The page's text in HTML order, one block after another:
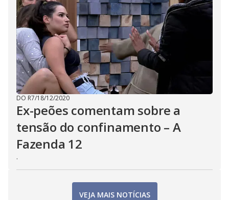
DO R7/18/12/2020
Ex-peões comentam sobre a
tensão do confinamento – A
Fazenda 12
.
VEJA MAIS NOTÍCIAS